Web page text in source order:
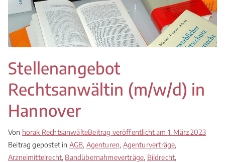
Stellenangebot
Rechtsanwältin (m/w/d) in
Hannover
Von horak RechtsanwälteBeitrag veröffentlicht am 1. März 2023
Beitrag gepostet in AGB, Agenturen, Agenturverträge,
Arzneimittelrecht, Bandübernahmeverträge, Bildrecht,